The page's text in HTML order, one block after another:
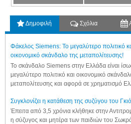
Δημοφιλή Σχόλια
Φάκελος Siemens: Το μεγαλύτερο πολιτικό
οικονομικό σκάνδαλο της μεταπολίτευσης!
Το σκάνδαλο Siemens στην Ελλάδα είναι
μεγαλύτερο πολιτικό και οικονομικό
μεταπολίτευσης και αφορά σε χρηματισμό
Συγκλονίζει η κατάθεση της συζύγου του
Έπειτα από 3,5 χρόνια κλήθηκε στην
η σύζυγος και μητέρα των παιδιών του